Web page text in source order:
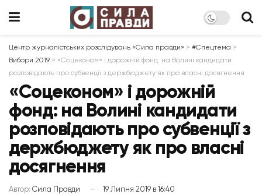
Центр журналістських розслідувань «Сила правди» > #Спецтема >
Вибори 2019 > «Соцеконом» і дорожній фонд: на Волині кандидати
розповідають про субвенції з держбюджету як про власні досягнення
«Соцеконом» і дорожній
фонд: на Волині кандидати
розповідають про субвенції з
держбюджету як про власні
досягнення
Автор: Сила Правди 19 Липня 2019 в 16:40